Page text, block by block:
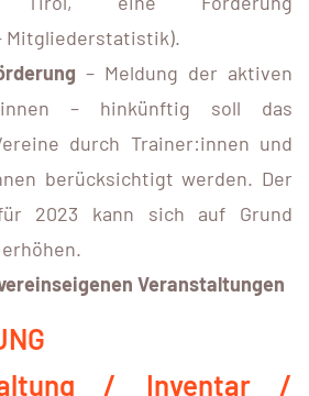
Mitgliederstatistik).
– Meldung der aktiven
– hinkünftig soll das
durch Trainer:innen und
berücksichtigt werden. Der
2023 kann sich auf Grund
Veranstaltungen
/ Inventar /